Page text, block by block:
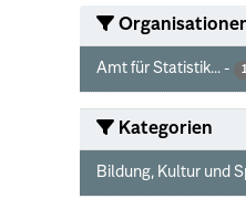
Amt für Statistik... -
Kategorien
Bildung, Kultur und